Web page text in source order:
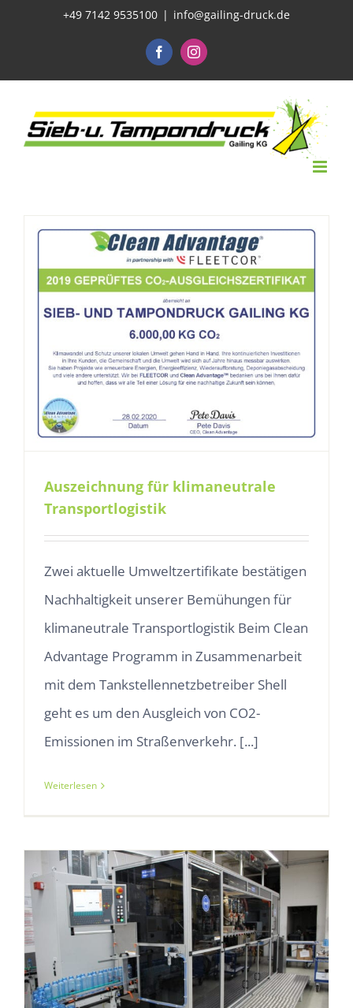
+49 7142 9535100 | info@gailing-druck.de
FacebookInstagram
Auszeichnung für klimaneutrale
Transportlogistik
Zwei aktuelle Umweltzertifikate bestätigen
Nachhaltigkeit unserer Bemühungen für
klimaneutrale Transportlogistik Beim Clean
Advantage Programm in Zusammenarbeit
mit dem Tankstellennetzbetreiber Shell
geht es um den Ausgleich von CO2-
Emissionen im Straßenverkehr. [...]
Weiterlesen